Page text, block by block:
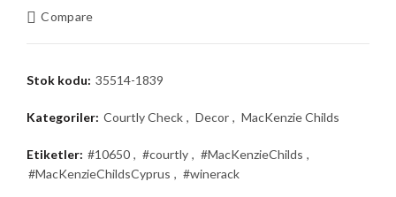
Compare
Stok kodu: 35514-1839
Kategoriler: Courtly Check , Decor , MacKenzie Childs
Etiketler: #10650 , #courtly , #MacKenzieChilds ,
#MacKenzieChildsCyprus , #winerack